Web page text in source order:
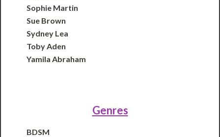
Sophie Martin
Sue Brown
Sydney Lea
Toby Aden
Yamila Abraham
Genres
BDSM